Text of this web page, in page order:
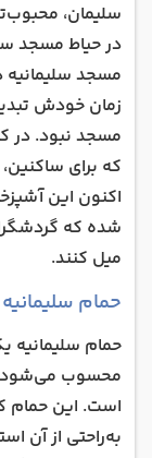
سلیمان،
در حیاط مسجد
مسجد سلیمانیه
زمان خودش
مسجد نبود. در
که برای
اکنون این
شده که
میل کنند.
حمام سلیمانیه
حمام سلیمانیه
محسوب می‌شود
است. این حمام
به‌راحتی از آن